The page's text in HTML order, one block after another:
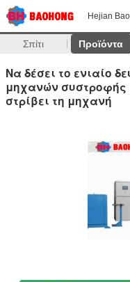
Hejian
Σπίτι Προϊόντα
Να δέσει το ενιαίο
μηχανών συστροφής
στρίβει τη μηχανή